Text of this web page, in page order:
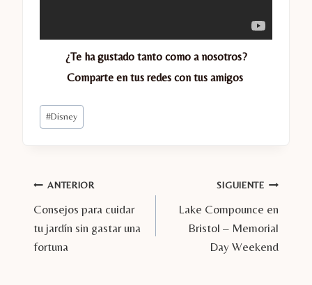
¿Te ha gustado tanto como a nosotros?
Comparte en tus redes con tus amigos
Etiquetas
de
#Disney
Navegación
de
entradas
ANTERIOR
Consejos para cuidar
tu jardín sin gastar una
fortuna
SIGUIENTE
Lake Compounce en
Bristol – Memorial
Day Weekend